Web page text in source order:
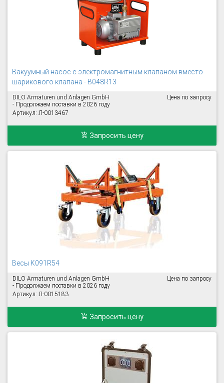
Вакуумный насос с электромагнитным клапаном вместо
шарикового клапана - B048R13
DILO Armaturen und Anlagen GmbH
- Продолжаем поставки в 2026 году
Артикул: Л-0013467
Цена по запросу
Запросить цену
Весы K091R54
DILO Armaturen und Anlagen GmbH
- Продолжаем поставки в 2026 году
Артикул: Л-0015183
Цена по запросу
Запросить цену